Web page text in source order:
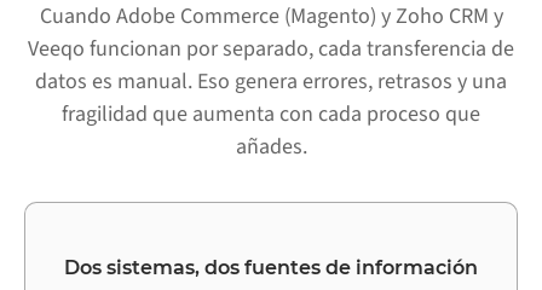
Cuando Adobe Commerce (Magento) y Zoho CRM y
Veeqo funcionan por separado, cada transferencia de
datos es manual. Eso genera errores, retrasos y una
fragilidad que aumenta con cada proceso que
añades.
Dos sistemas, dos fuentes de información